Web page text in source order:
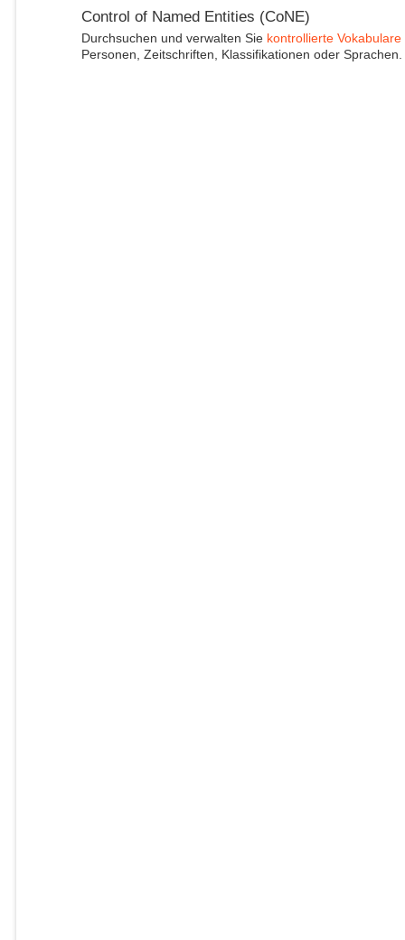
Control of Named Entities (CoNE)
Durchsuchen und verwalten Sie kontrollierte Vokabulare
Personen, Zeitschriften, Klassifikationen oder Sprachen.